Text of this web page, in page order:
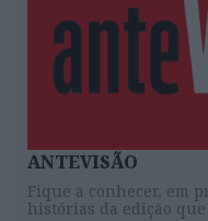
ANTEVISÃO
Fique a conhecer, em
histórias da edição